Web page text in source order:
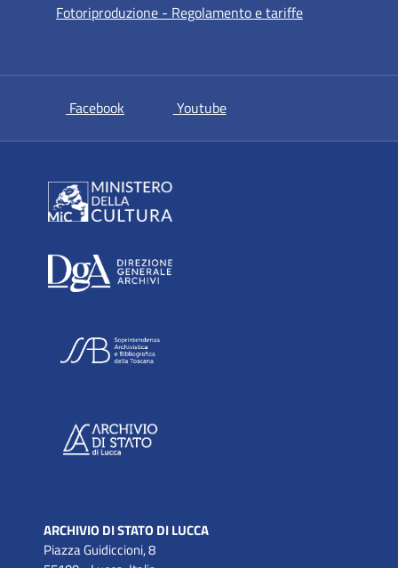
Fotoriproduzione - Regolamento e tariffe
Facebook si apre in una nuova scheda
Youtubesi apre in una nuova scheda
ARCHIVIO DI STATO DI LUCCA
Piazza Guidiccioni, 8